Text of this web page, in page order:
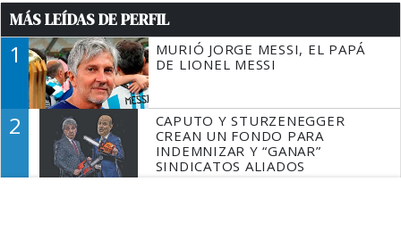
MÁS LEÍDAS DE PERFIL
1
MURIÓ JORGE MESSI, EL PAPÁ
DE LIONEL MESSI
2
CAPUTO Y STURZENEGGER
CREAN UN FONDO PARA
INDEMNIZAR Y “GANAR”
SINDICATOS ALIADOS